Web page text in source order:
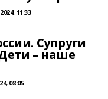
11:33
Супруги
– наше
08:05